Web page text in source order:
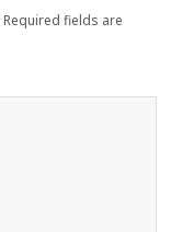
Required fields are